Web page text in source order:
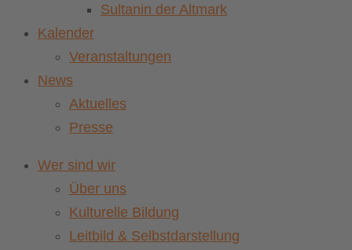
Sultanin der Altmark
Kalender
Veranstaltungen
News
Aktuelles
Presse
Wer sind wir
Über uns
Kulturelle Bildung
Leitbild & Selbstdarstellung